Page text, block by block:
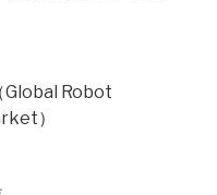
Global Robot
）